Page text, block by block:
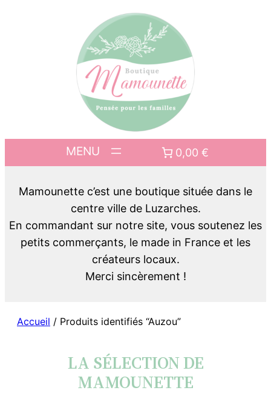
0,00 €
Mamounette c’est une boutique située dans le
centre ville de Luzarches.
En commandant sur notre site, vous soutenez les
petits commerçants, le made in France et les
créateurs locaux.
Merci sincèrement !
Accueil / Produits identifiés “Auzou”
LA SÉLECTION DE
MAMOUNETTE